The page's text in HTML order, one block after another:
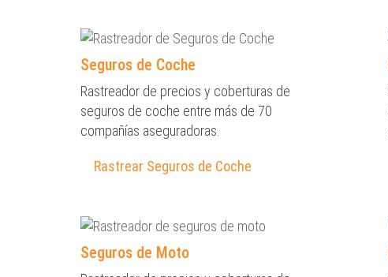
Seguros de Coche
Rastreador de precios y coberturas de
seguros de coche entre más de 70
compañías aseguradoras.
Rastrear Seguros de Coche
Seguros de Moto